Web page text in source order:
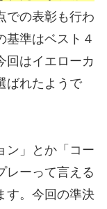
での表彰も行わ
基準はベスト４
回はイエローカ
ばれたようで
ン」とか「コー
レーって言える
す。今回の準決